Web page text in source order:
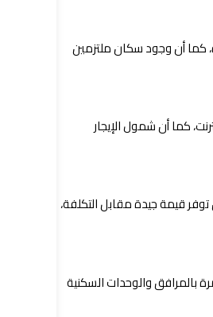
كما أن وجود سكان ملتزمين
كما أن شمول الإيجار
قيمة جيدة مقابل التكلفة،
بالمرافق والوحدات السكنية